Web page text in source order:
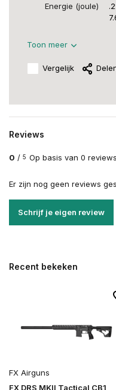
Energie (joule)
Toon meer
Vergelijk
Reviews
0 / 5 Op basis van 0 reviews
Er zijn nog geen reviews
Schrijf je eigen review
Recent bekeken
FX Airguns
FX DRS MKII Tactical CB1